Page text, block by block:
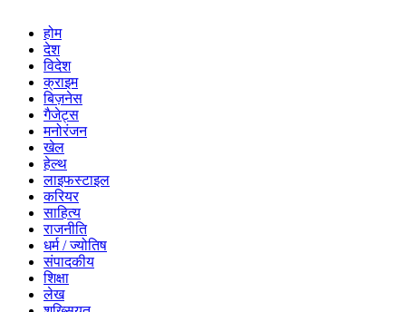
होम
देश
विदेश
क्राइम
बिज़नेस
गैजेट्स
मनोरंजन
खेल
हेल्थ
लाइफस्टाइल
करियर
साहित्य
राजनीति
धर्म / ज्योतिष
संपादकीय
शिक्षा
लेख